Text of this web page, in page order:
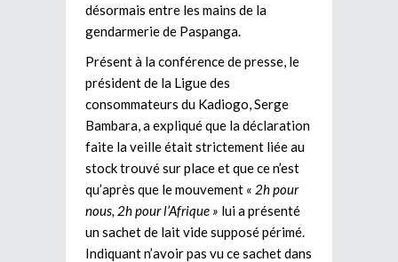
désormais entre les mains de la
gendarmerie de Paspanga.
Présent à la conférence de presse, le
président de la Ligue des
consommateurs du Kadiogo, Serge
Bambara, a expliqué que la déclaration
faite la veille était strictement liée au
stock trouvé sur place et que ce n’est
qu’après que le mouvement « 2h pour
nous, 2h pour l’Afrique » lui a présenté
un sachet de lait vide supposé périmé.
Indiquant n’avoir pas vu ce sachet dans